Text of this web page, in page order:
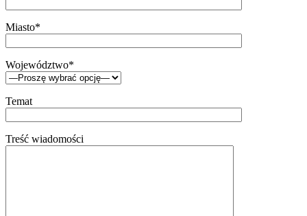
Miasto*
Województwo*
Temat
Treść wiadomości